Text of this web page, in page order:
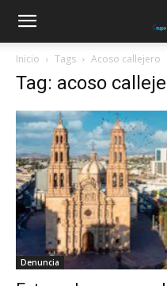
Inicio Tags Acoso callejero
Tag: acoso
Denuncia